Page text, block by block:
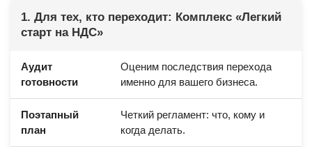
1. Для тех, кто переходит: Комплекс «Легкий
старт на НДС»
Аудит
готовности
Оценим последствия перехода
именно для вашего бизнеса.
Поэтапный
план
Четкий регламент: что, кому и
когда делать.